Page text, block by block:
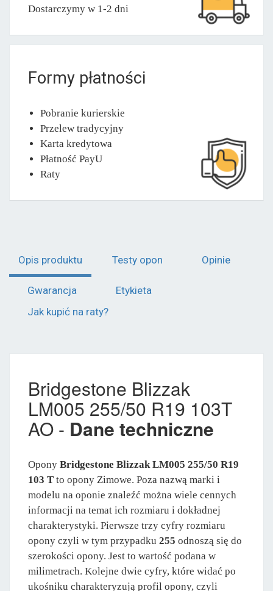
Dostarczymy w 1-2 dni
Formy płatności
Pobranie kurierskie
Przelew tradycyjny
Karta kredytowa
Płatność PayU
Raty
Opis produktu Testy opon Opinie
Gwarancja
Etykieta
Jak kupić na raty?
Bridgestone Blizzak
LM005 255/50 R19 103T
AO - Dane techniczne
Opony Bridgestone Blizzak LM005 255/50 R19
103 T to opony Zimowe. Poza nazwą marki i
modelu na oponie znaleźć można wiele cennych
informacji na temat ich rozmiaru i dokładnej
charakterystyki. Pierwsze trzy cyfry rozmiaru
opony czyli w tym przypadku 255 odnoszą się do
szerokości opony. Jest to wartość podana w
milimetrach. Kolejne dwie cyfry, które widać po
ukośniku charakteryzują profil opony, czyli